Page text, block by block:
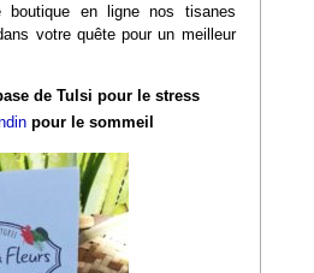
boutique en ligne nos tisanes
votre quête pour un meilleur
de Tulsi pour le stress
pour le sommeil